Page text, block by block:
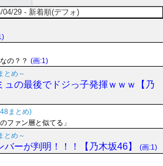
04/29 - 新着順(デフォ)
の？？ (画:1)
とめ～
ュの最後でドジっ子発揮ｗｗｗ【乃
まとめ)
ファン層と似てる」
とめ～
ーが判明！！！【乃木坂46】
(画:1)